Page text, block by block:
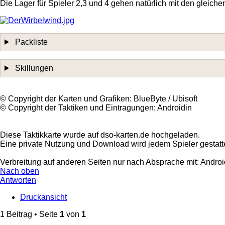
Die Lager für Spieler 2,3 und 4 gehen natürlich mit den
Packliste
Skillungen
©️ Copyright der Karten und Grafiken: BlueByte / Ubisoft
©️ Copyright der Taktiken und Eintragungen: Androidin
Diese Taktikkarte wurde auf dso-karten.de hochgeladen.
Eine private Nutzung und Download wird jedem Spieler
Verbreitung auf anderen Seiten nur nach Absprache mit:
Nach oben
Antworten
Druckansicht
1 Beitrag • Seite 1 von 1